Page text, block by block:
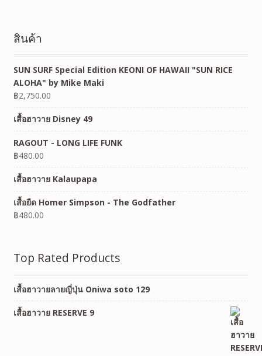
สินค้า
SUN SURF Special Edition KEONI OF HAWAII "SUN RICE
ALOHA" by Mike Maki
฿2,750.00
เสื้อฮาวาย Disney 49
RAGOUT - LONG LIFE FUNK
฿480.00
เสื้อฮาวาย Kalaupapa
เสื้อยืด Homer Simpson - The Godfather
฿480.00
Top Rated Products
เสื้อฮาวายลายญี่ปุ่น Oniwa soto 129
เสื้อฮาวาย RESERVE 9